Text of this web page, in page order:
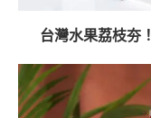
台灣水果荔枝夯